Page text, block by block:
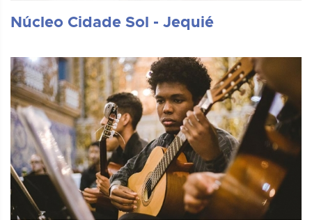
Núcleo Cidade Sol - Jequié